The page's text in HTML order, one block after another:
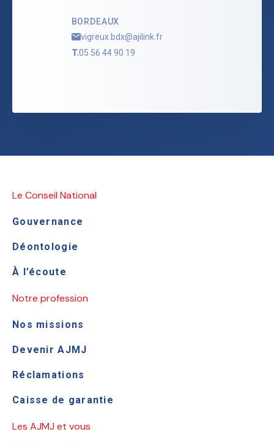
BORDEAUX
vigreux.bdx@ajilink.fr
T.05 56 44 90 19
Le Conseil National
Gouvernance
Déontologie
À l’écoute
Notre profession
Nos missions
Devenir AJMJ
Réclamations
Caisse de garantie
Les AJMJ et vous